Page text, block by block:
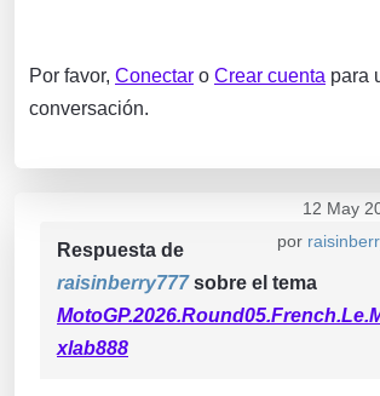
Por favor, Conectar o Crear cuenta para
conversación.
12 May
por
Respuesta de
raisinberry777sobre el tema
xlab888